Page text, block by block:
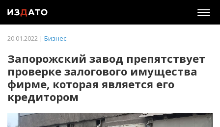
20.01.2022 | Бизнес
Запорожский завод препятствует
проверке залогового имущества
фирме, которая является его
кредитором